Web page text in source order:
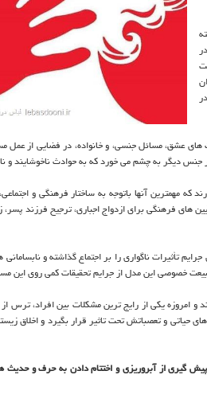
عشق، مسائل جنسی، و خانواده، در فضایی از عمل
جنس دیگر به چشم می خورد که به حوادث ناخوشایند و
مهمترین آنها باتوجه به ساختار فرهنگی و
های فرهنگی برای ازدواج اجباری، ترجیح فرزند
ناگواری را بر اجتماع گذاشته و نابسامانی
خصوصی این مدل از جرایم تحقیقات کمی روی این
امروزه یکی از رایج ترین مشکلات بین افراد،
و تعصباتش تحت تاثیر قرار بگیرد و اخلاق
گیری از آبروریزی و اختتام دادن به حرف و حدیث